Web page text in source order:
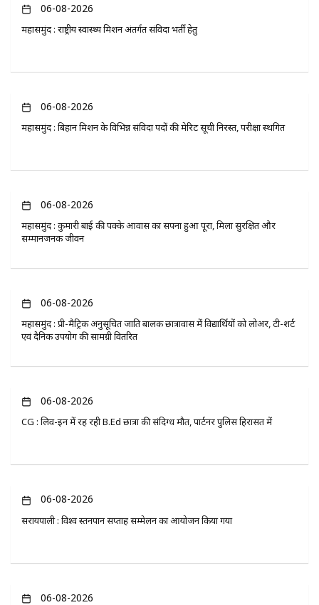
06-08-2026
महासमुंद : राष्ट्रीय स्वास्थ्य मिशन अंतर्गत संविदा भर्ती हेतु
06-08-2026
महासमुंद : बिहान मिशन के विभिन्न संविदा पदों की मेरिट सूची निरस्त, परीक्षा स्थगित
06-08-2026
महासमुंद : कुमारी बाई की पक्के आवास का सपना हुआ पूरा, मिला सुरक्षित और
सम्मानजनक जीवन
06-08-2026
महासमुंद : प्री-मैट्रिक अनुसूचित जाति बालक छात्रावास में विद्यार्थियों को लोअर, टी-शर्ट
एवं दैनिक उपयोग की सामग्री वितरित
06-08-2026
CG : लिव-इन में रह रही B.Ed छात्रा की संदिग्ध मौत, पार्टनर पुलिस हिरासत में
06-08-2026
सरायपाली : विश्व स्तनपान सप्ताह सम्मेलन का आयोजन किया गया
06-08-2026